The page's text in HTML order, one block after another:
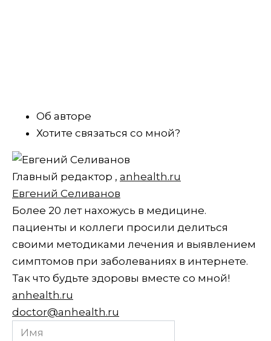
Об авторе
Хотите связаться со мной?
Главный редактор , anhealth.ru
Евгений Селиванов
Более 20 лет нахожусь в медицине.
пациенты и коллеги просили делиться
своими методиками лечения и выявлением
симптомов при заболеваниях в интернете.
Так что будьте здоровы вместе со мной!
anhealth.ru
doctor@anhealth.ru